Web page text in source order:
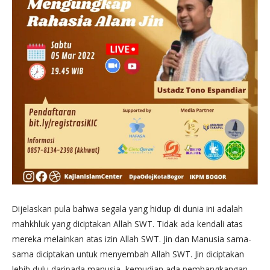
Dijelaskan pula bahwa segala yang hidup di dunia ini adalah
mahkhluk yang diciptakan Allah SWT. Tidak ada kendali atas
mereka melainkan atas izin Allah SWT. Jin dan Manusia sama-
sama diciptakan untuk menyembah Allah SWT. Jin diciptakan